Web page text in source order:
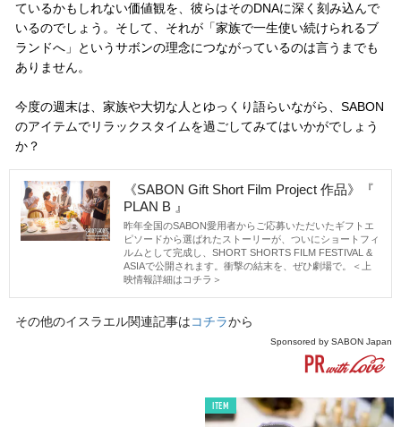
ているかもしれない価値観を、彼らはそのDNAに深く刻み込んで
いるのでしょう。そして、それが「家族で一生使い続けられるブ
ランドへ」というサボンの理念につながっているのは言うまでも
ありません。
今度の週末は、家族や大切な人とゆっくり語らいながら、SABON
のアイテムでリラックスタイムを過ごしてみてはいかがでしょう
か？
《SABON Gift Short Film Project 作品》『
PLAN B 』
昨年全国のSABON愛用者からご応募いただいたギフトエ
ピソードから選ばれたストーリーが、ついにショートフィ
ルムとして完成し、 SHORT SHORTS FILM FESTIVAL &
ASIAで公開されます。衝撃の結末を、ぜひ劇場で。＜
上
映情報詳細はコチラ ＞
その他のイスラエル関連記事はコチラから
Sponsored by SABON Japan
ITEM